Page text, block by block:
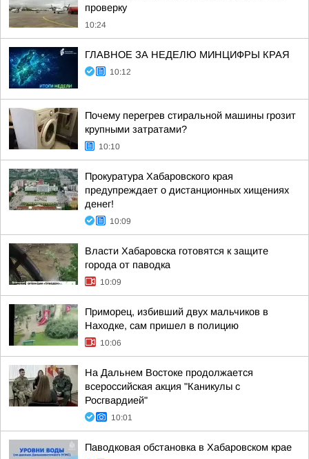
проверку
10:24
ГЛАВНОЕ ЗА НЕДЕЛЮ МИНЦИФРЫ КРАЯ
10:12
Почему перегрев стиральной машины грозит
крупными затратами?
10:10
Прокуратура Хабаровского края
предупреждает о дистанционных хищениях
денег!
10:09
Власти Хабаровска готовятся к защите
города от паводка
10:09
Приморец, избивший двух мальчиков в
Находке, сам пришел в полицию
10:06
На Дальнем Востоке продолжается
всероссийская акция "Каникулы с
Росгвардией"
10:01
Паводковая обстановка в Хабаровском крае